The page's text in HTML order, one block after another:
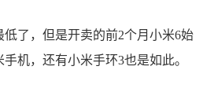
了，但是开卖的前2个月小米6始
机，还有小米手环3也是如此。